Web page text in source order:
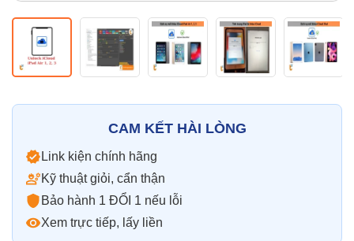
CAM KẾT HÀI LÒNG
Link kiện chính hãng
Kỹ thuật giỏi, cẩn thận
Bảo hành 1 ĐỔI 1 nếu lỗi
Xem trực tiếp, lấy liền